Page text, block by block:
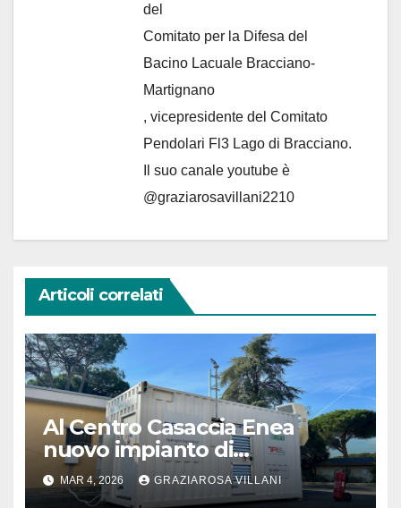
del
Comitato per la Difesa del
Bacino Lacuale Bracciano-
Martignano
, vicepresidente del Comitato
Pendolari Fl3 Lago di Bracciano.
Il suo canale youtube è
@graziarosavillani2210
Articoli correlati
Al Centro Casaccia Enea
nuovo impianto di
separazione idrogeno-
metano
MAR 4, 2026 GRAZIAROSA VILLANI